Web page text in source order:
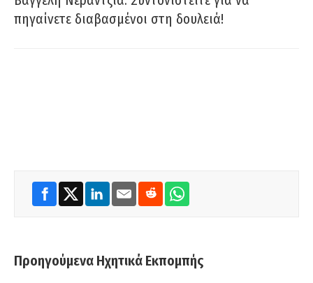
πηγαίνετε διαβασμένοι στη δουλειά!
Προηγούμενα Ηχητικά Εκπομπής